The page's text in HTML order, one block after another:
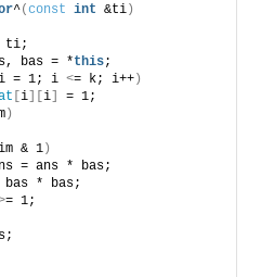
^(const int &ti)
ti;
bas = *
this;
= 1; i <= k; i++)
[i][i]
= 1;
)
& 1)
= ans * bas;
bas * bas;
= 1;